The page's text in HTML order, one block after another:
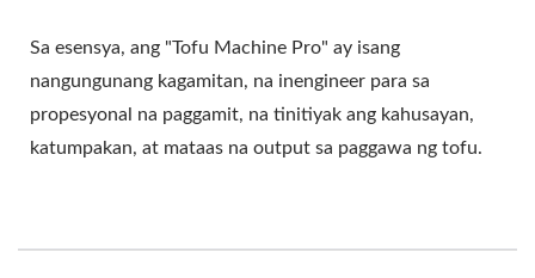
PAGGAWA NG TOFU,
PLANTA NG PAGGAWA
NG TOFU, KAGAMITAN
TOFU, LINYA NG
Sa esensya, ang "Tofu Machine Pro" ay isang
nangungunang kagamitan, na inengineer para sa
propesyonal na paggamit, na tinitiyak ang kahusayan,
katumpakan, at mataas na output sa paggawa ng tofu.